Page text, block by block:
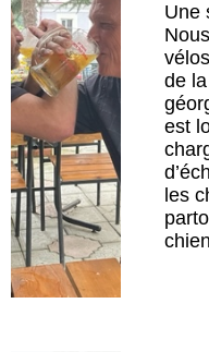
Une
de
est
les